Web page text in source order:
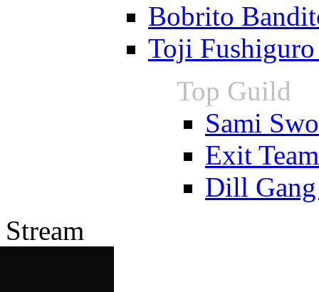
Bobrito
Toji
Top Guild
Sami
Exit
Dill
Stream